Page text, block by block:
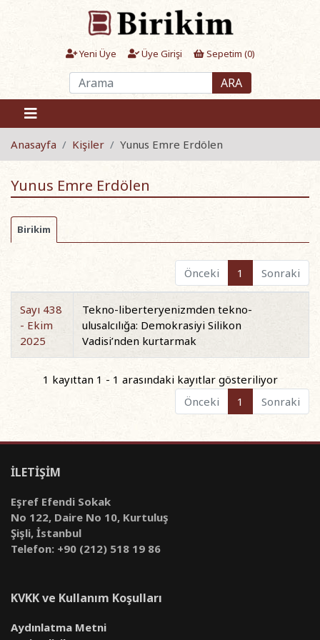
Yeni Üye Üye Girişi Sepetim (0)
ARA
Anasayfa Kişiler Yunus Emre Erdölen
Yunus Emre Erdölen
Birikim
Önceki 1 Sonraki
Sayı 438
- Ekim
2025
Tekno-liberteryenizmden tekno-
ulusalcılığa: Demokrasiyi Silikon
Vadisi’nden kurtarmak
1 kayıttan 1 - 1 arasındaki kayıtlar gösteriliyor
Önceki
1 Sonraki
İLETİŞİM
Eşref Efendi Sokak
No 122, Daire No 10, Kurtuluş
Şişli, İstanbul
Telefon: +90 (212) 518 19 86
KVKK ve Kullanım Koşulları
Aydınlatma Metni